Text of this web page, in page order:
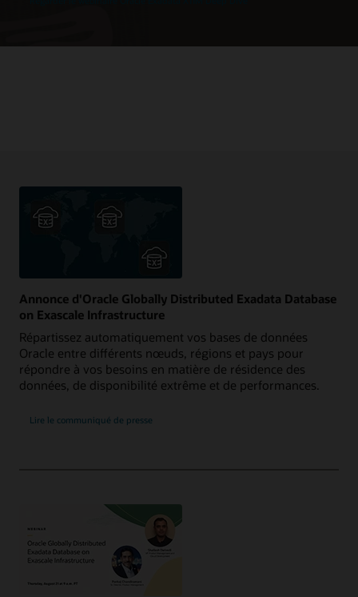
Annonce d'Oracle Globally Distributed Exadata Database
on Exascale Infrastructure
Répartissez automatiquement vos bases de données
Oracle entre différents nœuds, régions et pays pour
répondre à vos besoins en matière de résidence des
données, de disponibilité extrême et de performances.
Lire le communiqué de presse